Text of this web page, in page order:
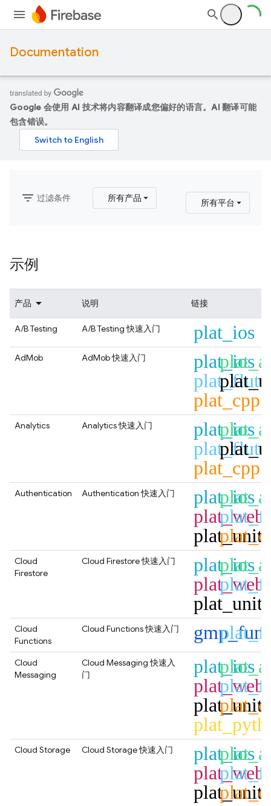
Documentation
Google 会使用 AI 技术将内容翻译成您偏好的语言。AI 翻译可能
包含错误。
filter_list 过滤条件 所有产品 所有平台
示例
产品 说明 链接
A/B Testing A/B Testing快速入门 plat_ios
AdMob AdMob快速入门 plat_ios
plat_cpp
Analytics Analytics快速入门 plat_ios
plat_cpp
Authentication Authentication快速入门 plat_ios
plat_web
Cloud
Firestore
Cloud Firestore快速入门 plat_ios
plat_web
Cloud
Functions
Cloud Functions快速入门
Cloud
Messaging
Cloud Messaging快速入
门
plat_ios
plat_web
Cloud Storage Cloud Storage快速入门 plat_ios
plat_web